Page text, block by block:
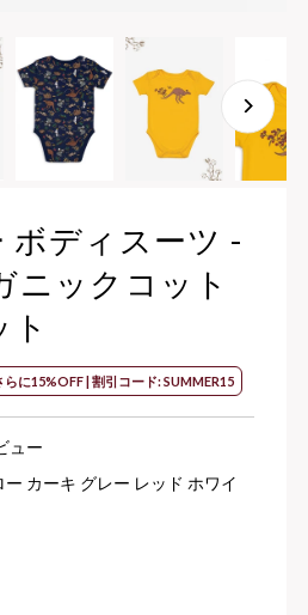
ボディスーツ -
ニックコット
らに15%OFF | 割引コード: SUMMER15
ュー
カーキ グレー レッド ホワイ